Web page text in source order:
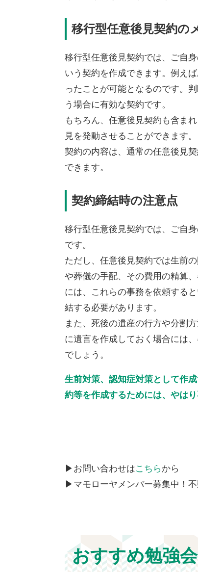
移行型任意後見契約の
移行型任意後見契約では、ご自
いう契約を作成できます。例え
ったことが可能となるのです。
う場合に有効な契約です。
もちろん、任意後見契約も含ま
見を発動させることができます。
契約の内容は、通常の任意後見
できます。
契約締結時の注意点
移行型任意後見契約では、ご自
です。
ただし、任意後見契約では生前
や葬儀の手配、その費用の精算
には、これらの事務を依頼する
結する必要があります。
また、死後の遺産の行方や分割
に遺言を作成しておく場合には
でしょう。
生前対策、認知症対策として作
約等を作成するためには、やは
▶お問い合わせはこちらから
▶マモローヤメンバー募集中！
おすすめ勉強会